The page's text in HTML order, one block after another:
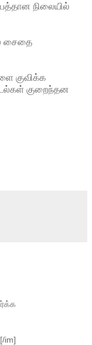
நிலையில்
சைதை
குவிக்க
குறைந்தன
im]